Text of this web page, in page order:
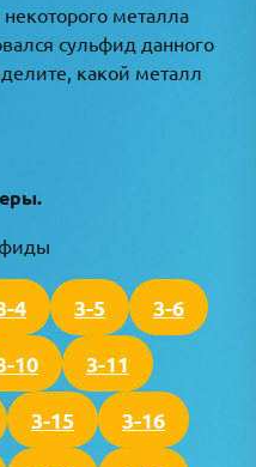
металла
сульфид данного
какой металл
4 3-5 3-6
10 3-11
3-15 3-16